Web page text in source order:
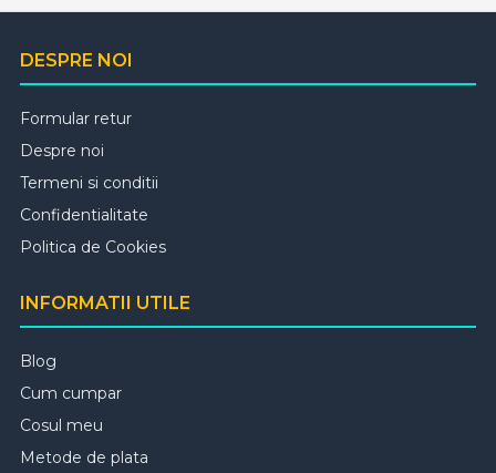
DESPRE NOI
Formular retur
Despre noi
Termeni si conditii
Confidentialitate
Politica de Cookies
INFORMATII UTILE
Blog
Cum cumpar
Cosul meu
Metode de plata